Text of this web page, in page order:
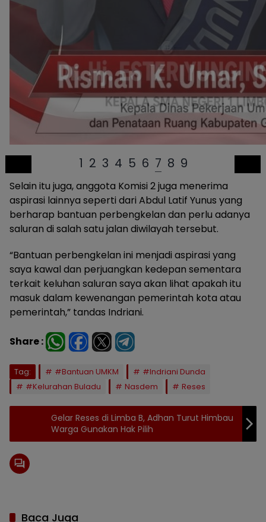
1 2 3 4 5 6 7 8 9
Selain itu juga, anggota Komisi 2 juga menerima
aspirasi lainnya seperti dari Abdul Latif Yunus yang
berharap bantuan perbengkelan dan perlu adanya
saluran di salah satu jalan diwilayah tersebut.
“Bantuan perbengkelan ini menjadi aspirasi yang
saya kawal dan perjuangkan kedepan sementara
terkait keluhan saluran saya akan lihat apakah itu
masuk dalam kewenangan pemerintah kota atau
pemerintah,” tandas Indriani.
Share :
Tag: #Bantuan UMKM
#Indriani Dunda
#Kelurahan Buladu
Nasdem Reses
Gelar Reses di Limba B, Adhan Turut Himbau
Warga Gunakan Hak Pilih
Baca Juga